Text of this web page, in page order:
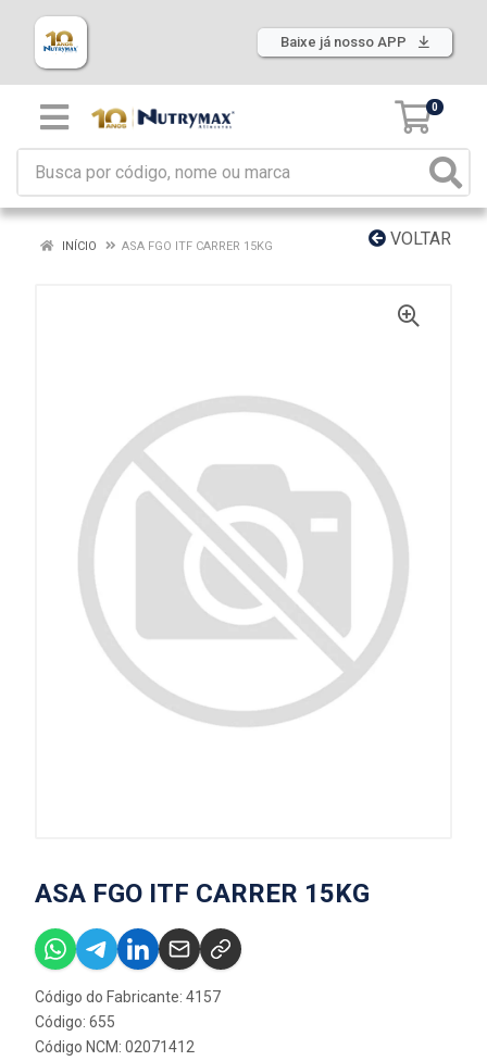
Baixe já nosso APP
0
VOLTAR
INÍCIO ASA FGO ITF CARRER 15KG
ASA FGO ITF CARRER 15KG
Código do Fabricante: 4157
Código: 655
Código NCM: 02071412